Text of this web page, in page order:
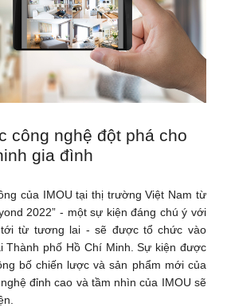
công nghệ đột phá cho
gia đình
của IMOU tại thị trường Việt Nam từ
2022” - một sự kiện đáng chú ý với
từ tương lai - sẽ được tổ chức vào
Thành phố Hồ Chí Minh. Sự kiện được
bố chiến lược và sản phẩm mới của
đỉnh cao và tầm nhìn của IMOU sẽ